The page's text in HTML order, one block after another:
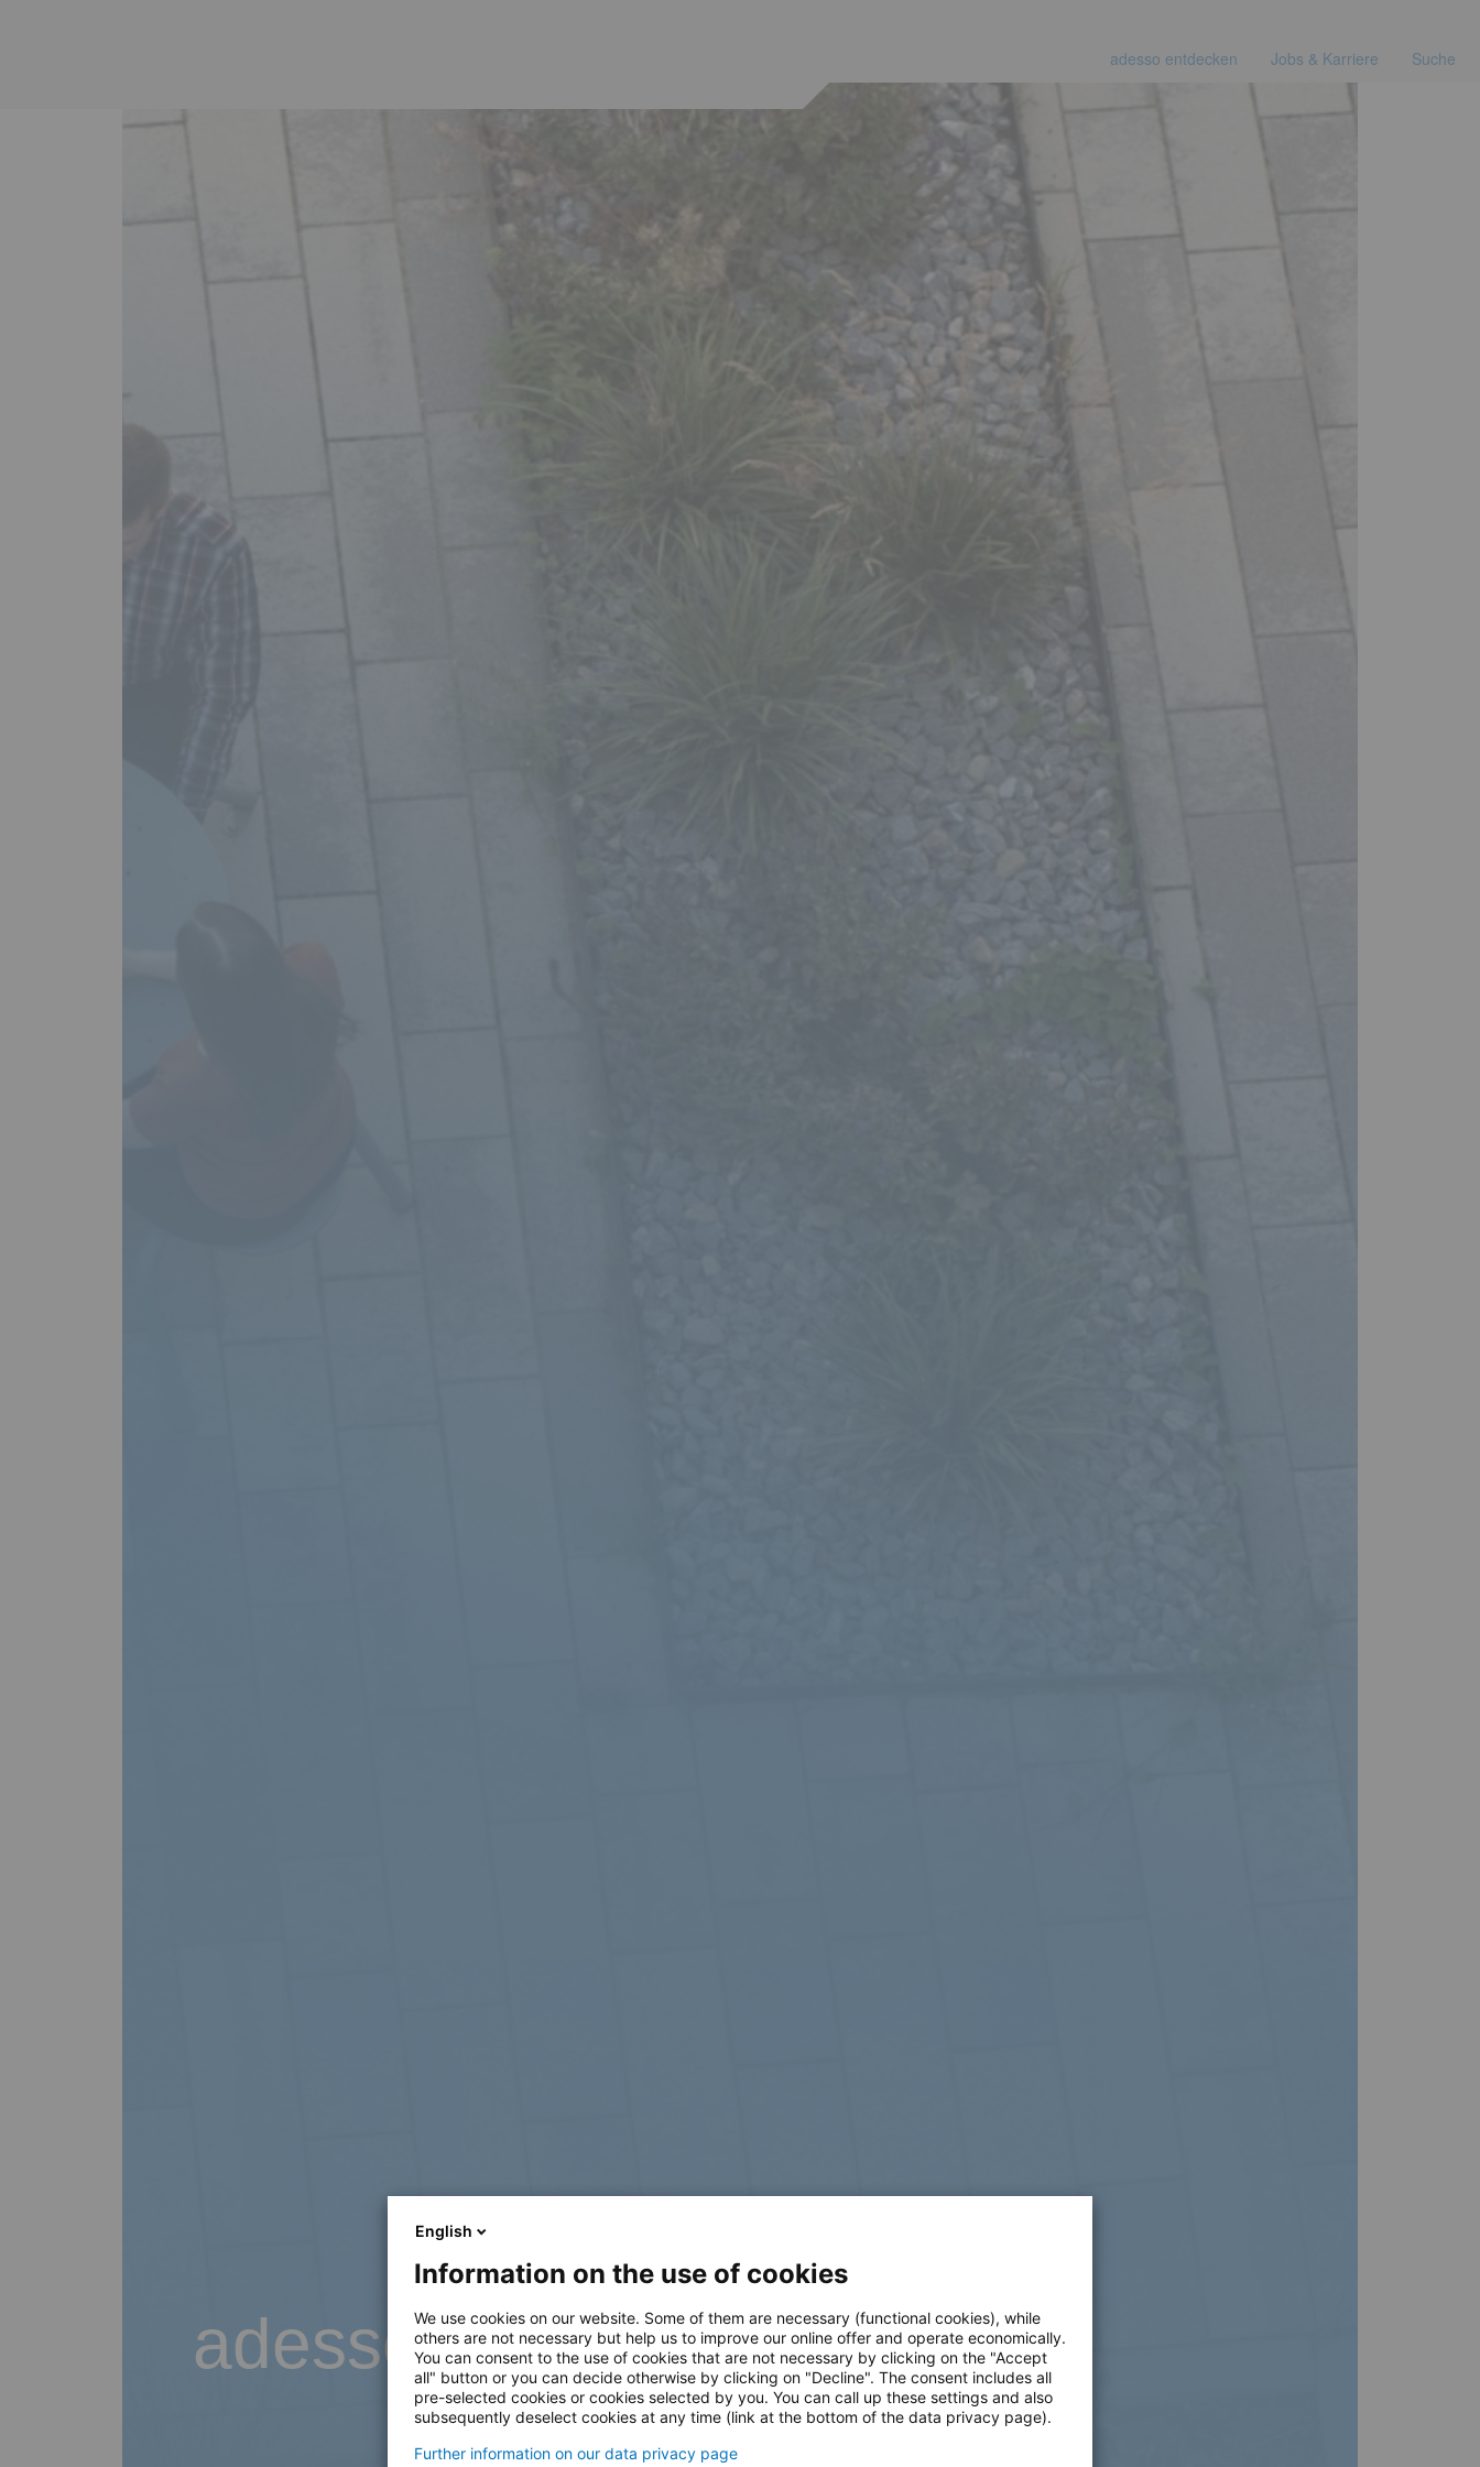
adesso entdecken Jobs & Karriere Suche
adesso Blog
English
Information on the use of cookies
We use cookies on our website. Some of them are necessary (functional cookies), while
others are not necessary but help us to improve our online offer and operate economically.
You can consent to the use of cookies that are not necessary by clicking on the "Accept
all" button or you can decide otherwise by clicking on "Decline". The consent includes all
pre-selected cookies or cookies selected by you. You can call up these settings and also
subsequently deselect cookies at any time (link at the bottom of the data privacy page).
Further information on our data privacy page